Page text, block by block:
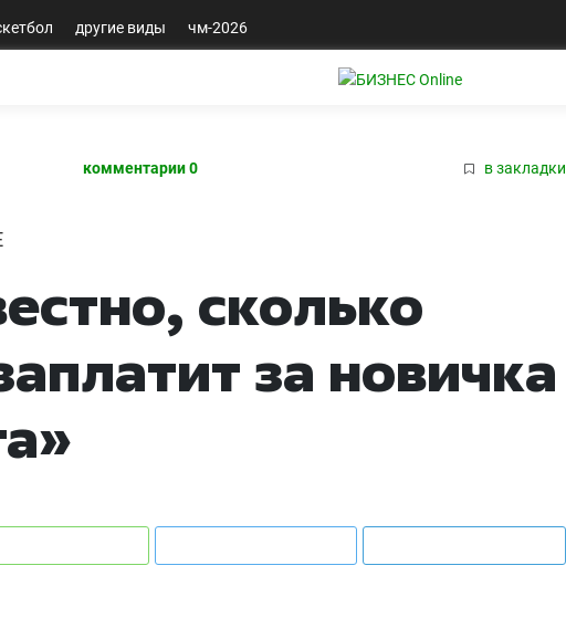
другие виды чм-2026
комментарии 0 в закладки
сколько
за новичка